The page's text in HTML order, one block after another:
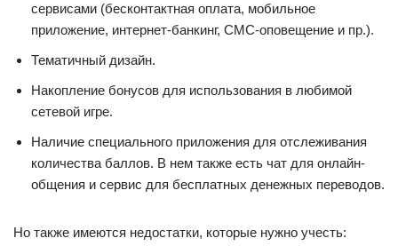
сервисами (бесконтактная оплата, мобильное
приложение, интернет-банкинг, СМС-оповещение и пр.).
Тематичный дизайн.
Накопление бонусов для использования в любимой
сетевой игре.
Наличие специального приложения для отслеживания
количества баллов. В нем также есть чат для онлайн-
общения и сервис для бесплатных денежных переводов.
Но также имеются недостатки, которые нужно учесть: